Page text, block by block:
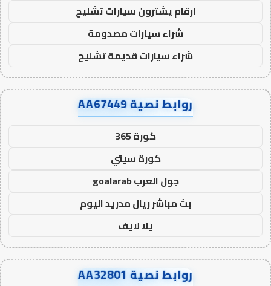
ارقام يشترون سيارات تشليح
شراء سيارات مصدومة
شراء سيارات قديمة تشليح
روابط نصية AA67449
كورة 365
كورة سيتي
جول العرب goalarab
بث مباشر ريال مدريد اليوم
يلا لايف
روابط نصية AA32801